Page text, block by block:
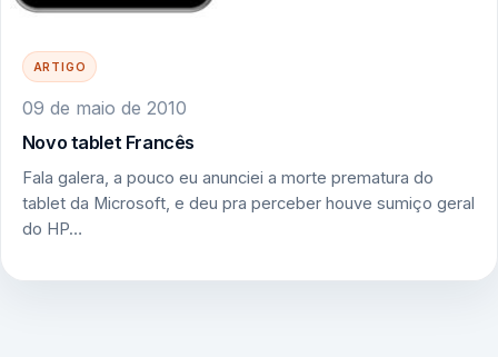
ARTIGO
09 de maio de 2010
Novo tablet Francês
Fala galera, a pouco eu anunciei a morte prematura do
tablet da Microsoft, e deu pra perceber houve sumiço geral
do HP…